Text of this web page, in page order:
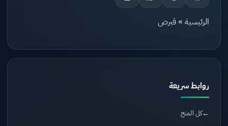
الرئيسية » قبرص
روابط سريعة
كل المنح